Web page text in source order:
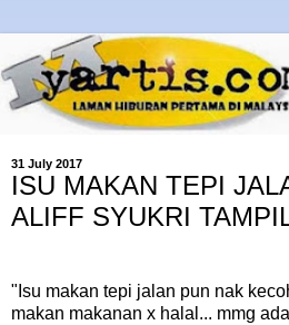
31 July 2017
ISU MAKAN TEPI
ALIFF SYUKRI
"Isu makan tepi jalan pun nak
makan makanan x halal... mmg